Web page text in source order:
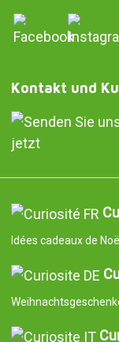
Kontakt und
jetzt
Idées cadeaux de